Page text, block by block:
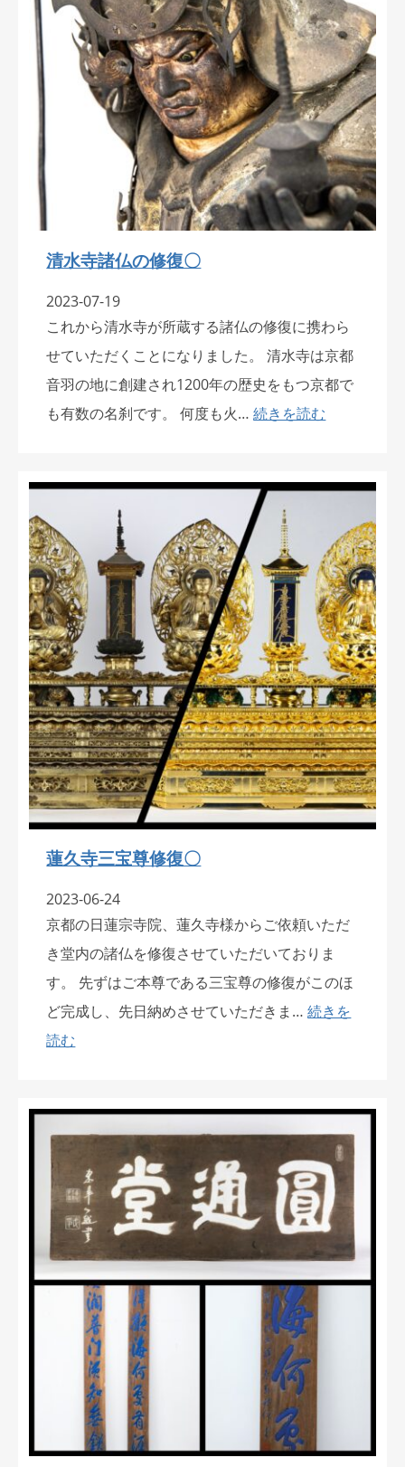
清水寺諸仏の修復〇
2023-07-19
これから清水寺が所蔵する諸仏の修復に携わら
せていただくことになりました。 清水寺は京都
音羽の地に創建され1200年の歴史をもつ京都で
も有数の名刹です。 何度も火…続きを読む
蓮久寺三宝尊修復〇
2023-06-24
京都の日蓮宗寺院、蓮久寺様からご依頼いただ
き堂内の諸仏を修復させていただいておりま
す。 先ずはご本尊である三宝尊の修復がこのほ
ど完成し、先日納めさせていただきま…続きを
読む